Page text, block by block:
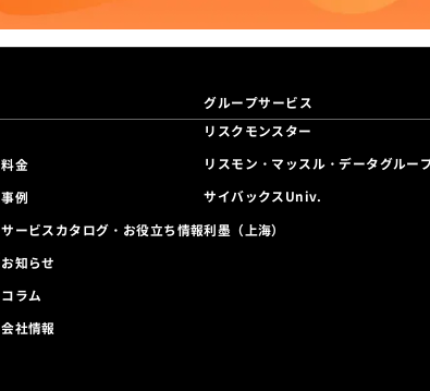
料金
事例
サービスカタログ・お役立ち情報
お知らせ
コラム
会社情報
グループサービス
リスクモンスター
リスモン・マッスル・データグルー
サイバックスUniv.
利墨（上海）